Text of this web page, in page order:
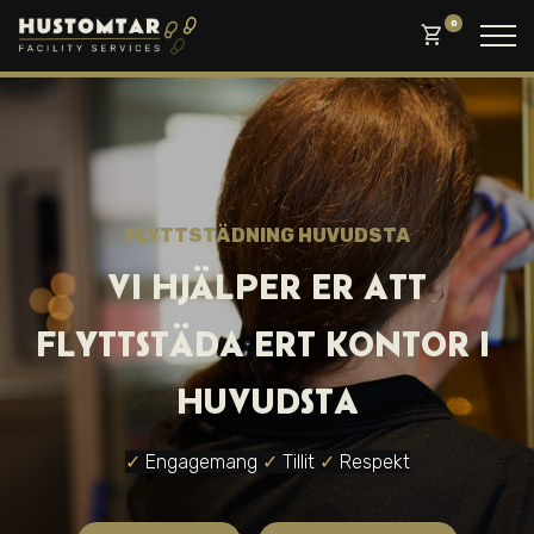
shopping_cart 0
FLYTTSTÄDNI NG HUVUDSTA
VI HJÄLPER ER ATT
FLYTTSTÄDA ERT KONTOR I
HUVUDSTA
✓ Engagemang ✓ Tillit ✓ Respekt